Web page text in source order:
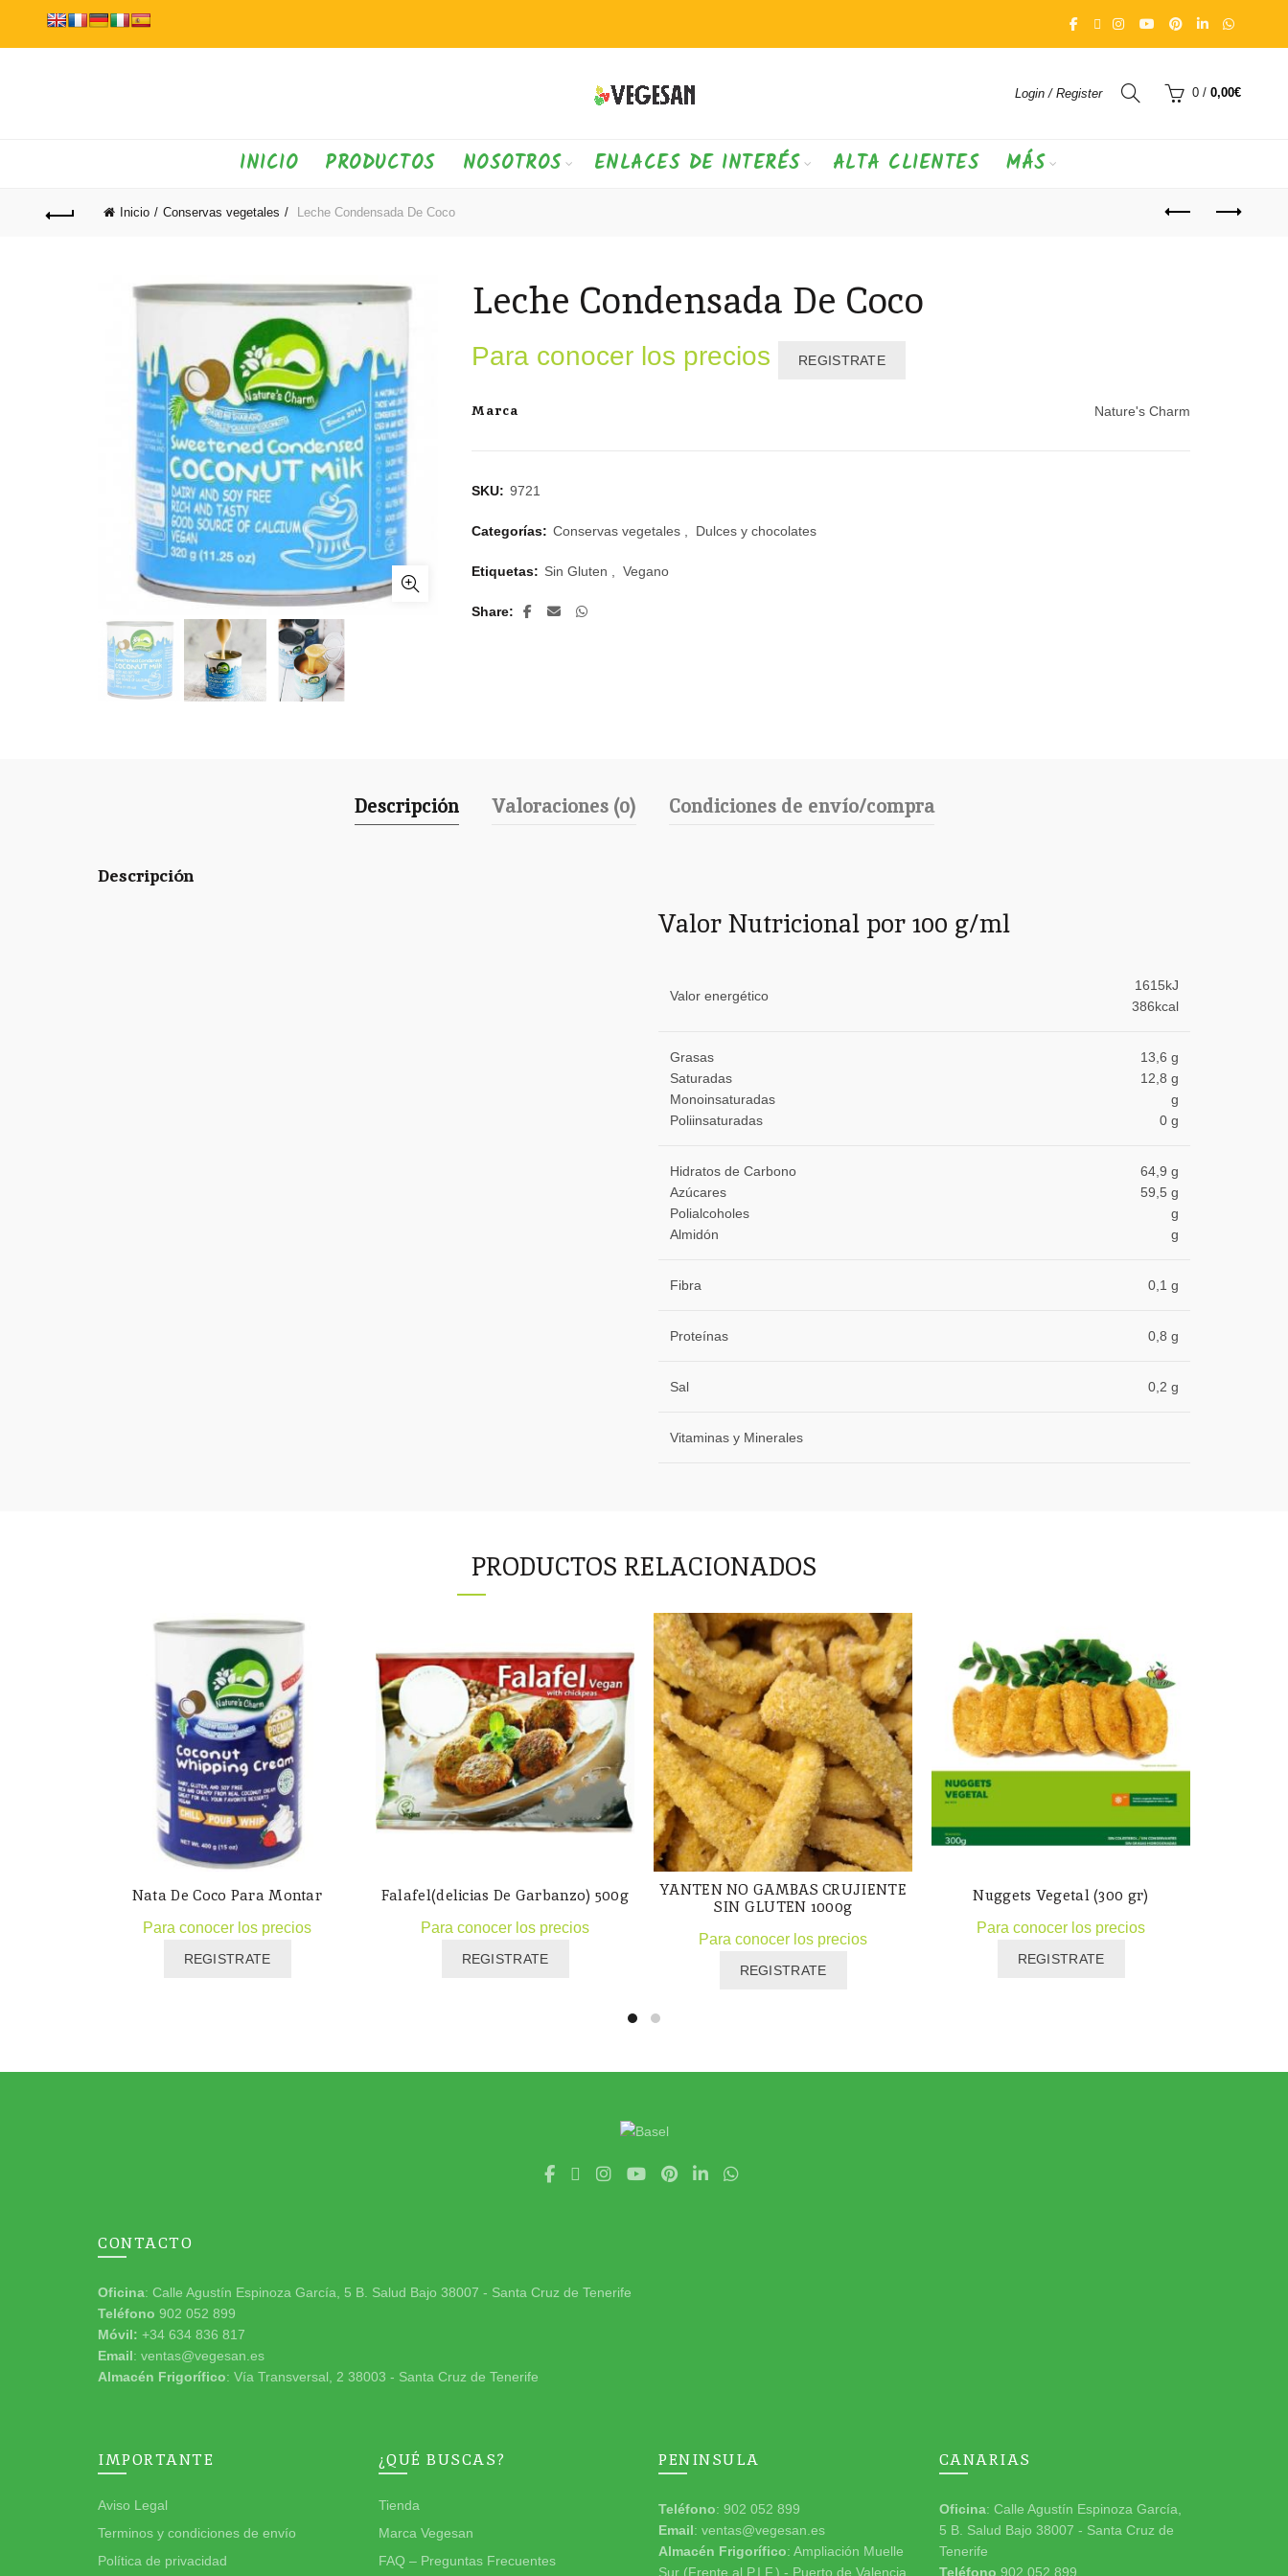
Login / Register 0 / 0,00€
INICIO PRODUCTOS NOSOTROS ENLACES DE INTERÉS ALTA CLIENTES MÁS
Inicio Conservas vegetales Leche Condensada De Coco
Leche Condensada De Coco
Para conocer los precios REGISTRATE
Marca Nature's Charm
SKU: 9721
Categorías: Conservas vegetales Dulces y chocolates
Etiquetas: Sin Gluten Vegano
Share
Descripción Valoraciones (0) Condiciones de envío/compra
Descripción
Valor Nutricional por 100 g/ml
Valor energético
1615kJ
386kcal
Grasas
Saturadas
Monoinsaturadas
Poliinsaturadas
13,6 g
12,8 g
g
0 g
Hidratos de Carbono
Azúcares
Polialcoholes
Almidón
64,9 g
59,5 g
g
g
Fibra 0,1 g
Proteínas 0,8 g
Sal 0,2 g
Vitaminas y Minerales
PRODUCTOS RELACIONADOS
Nata De Coco Para Montar
Para conocer los precios
REGISTRATE
Falafel(delicias De Garbanzo) 500g
Para conocer los precios
REGISTRATE
YANTEN NO GAMBAS CRUJIENTE
SIN GLUTEN 1000g
Para conocer los precios
REGISTRATE
Nuggets Vegetal (300 gr)
Para conocer los precios
REGISTRATE
CONTACTO
Oficina: Calle Agustín Espinoza García, 5 B. Salud Bajo 38007 - Santa Cruz de Tenerife
Teléfono 902 052 899
Móvil: +34 634 836 817
Email: ventas@vegesan.es
Almacén Frigorífico: Vía Transversal, 2 38003 - Santa Cruz de Tenerife
IMPORTANTE
Aviso Legal
Terminos y condiciones de envío
Política de privacidad
¿QUÉ BUSCAS?
Tienda
Marca Vegesan
FAQ – Preguntas Frecuentes
PENINSULA
Teléfono: 902 052 899
Email: ventas@vegesan.es
Almacén Frigorífico: Ampliación Muelle
Sur (Frente al P.I.F.) - Puerto de Valencia
CANARIAS
Oficina: Calle Agustín Espinoza García,
5 B. Salud Bajo 38007 - Santa Cruz de
Tenerife
Teléfono 902 052 899